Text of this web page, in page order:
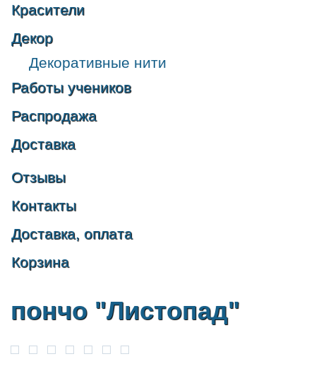
Красители
Декор
Декоративные нити
Работы учеников
Распродажа
Доставка
Отзывы
Контакты
Доставка, оплата
Корзина
пончо "Листопад"